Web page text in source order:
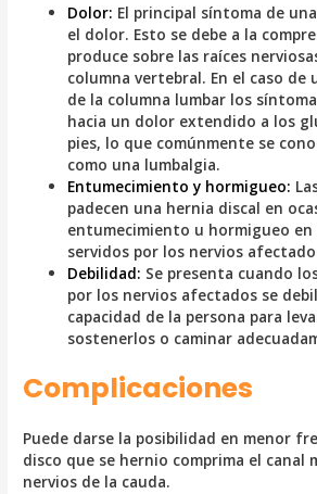
Dolor: El principal síntoma de
el dolor. Esto se debe a la
produce sobre las raíces
columna vertebral. En el caso de
de la columna lumbar los
hacia un dolor extendido a los
pies, lo que comúnmente se
como una lumbalgia.
Entumecimiento y hormigueo:
padecen una hernia discal en
entumecimiento u hormigueo en
servidos por los nervios
Debilidad: Se presenta cuando
por los nervios afectados se
capacidad de la persona para
sostenerlos o caminar
Complicaciones
Puede darse la posibilidad en menor
disco que se hernio comprima el canal
nervios de la cauda.